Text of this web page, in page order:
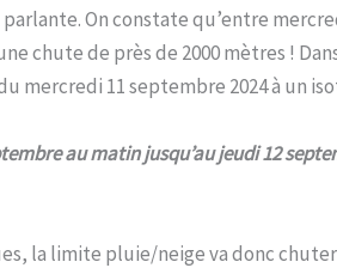
On constate qu’entre
chute de près de 2000 mètres !
mercredi 11 septembre 2024 à un
au matin jusqu’au jeudi 12
la limite pluie/neige va donc